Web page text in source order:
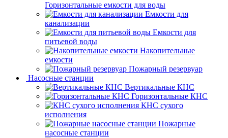
Горизонтальные емкости для воды
Емкости для
канализации
Емкости для
питьевой воды
Накопительные
емкости
Пожарный резервуар
Насосные станции
Вертикальные КНС
Горизонтальные КНС
КНС сухого
исполнения
Пожарные
насосные станции